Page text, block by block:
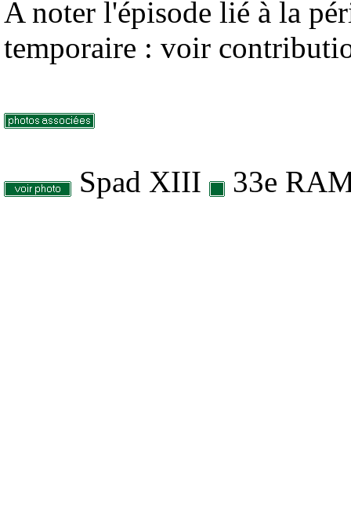
A noter l'épisode lié à la
temporaire : voir
Spad XIII 33e